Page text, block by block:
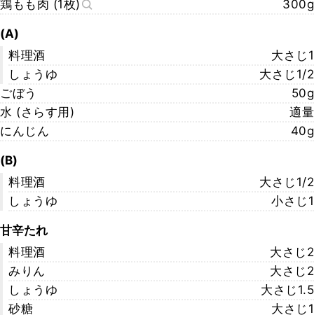
鶏もも肉 (1枚) 300g
(A)
料理酒
大さじ1
しょうゆ
大さじ1/2
ごぼう
50g
水 (さらす用)
適量
にんじん
40g
(B)
料理酒
大さじ1/2
しょうゆ
小さじ1
甘辛たれ
料理酒
大さじ2
みりん
大さじ2
しょうゆ
大さじ1.5
砂糖
大さじ1